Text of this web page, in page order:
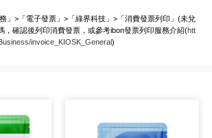
」>「電子發票」>「綠界科技」>「消費發票列印」(未兌
，確認後列印消費發票，或參考ibon發票列印服務介紹(htt
invoice_KIOSK_General)